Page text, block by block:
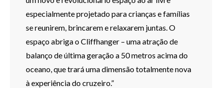
especialmente projetado para crianças e famílias
se reunirem, brincarem e relaxarem juntas. O
espaço abriga o Cliffhanger – uma atração de
balanço de última geração a 50 metros acima do
oceano, que trará uma dimensão totalmente nova
à experiência do cruzeiro.”